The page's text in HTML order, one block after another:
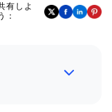
有しよ
：